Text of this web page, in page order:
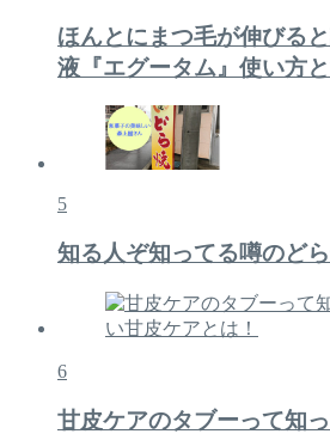
ほんとにまつ毛が伸びる
液『エグータム』使い方
5
知る人ぞ知ってる噂のど
6
甘皮ケアのタブーって知